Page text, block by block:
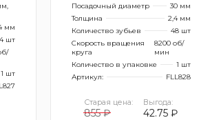
мм
шт
1 шт
Посадочный диаметр
30 мм
Толщина
2,4 мм
Количество зубьев
48 шт
Скорость вращения
круга
8200 об/
мин
Количество в упаковке
1 шт
Артикул:
FLL828
Старая цена:
855 ₽
Выгода:
42.75 ₽